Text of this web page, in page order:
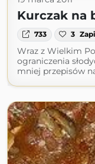
Kurczak na
733 3
Wraz z Wielkim
ograniczenia
mniej przepisów